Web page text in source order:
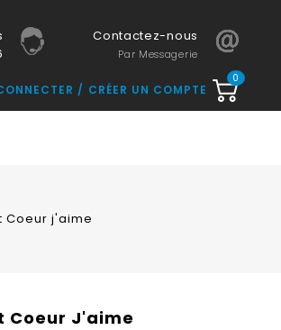
Contactez-nous
Par Messagerie
0
CRÉER UN COMPTE
Coeur j'aime
Coeur J'aime